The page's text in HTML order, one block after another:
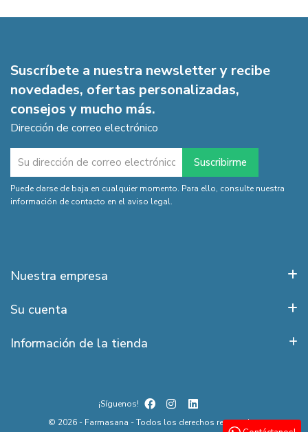
Suscríbete a nuestra newsletter y recibe
novedades, ofertas personalizadas,
consejos y mucho más.
Dirección de correo electrónico
Puede darse de baja en cualquier momento. Para ello, consulte nuestra
información de contacto en el aviso legal.
Nuestra empresa
Su cuenta
Información de la tienda
© 2026 - Farmasana - Todos los derechos reservados
¡Síguenos!